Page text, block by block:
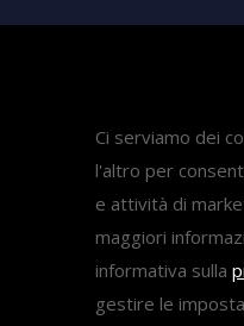
Ci serviamo dei
l'altro per
e attività di
maggiori
informativa sulla
gestire le
Pubblicazioni
Diritto Sanitario
Diritto del lavoro
Come fare ricorso medicina